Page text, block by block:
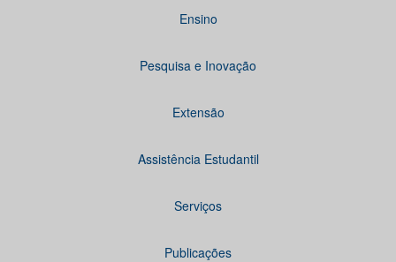
Ensino
Pesquisa e Inovação
Extensão
Assistência Estudantil
Serviços
Publicações